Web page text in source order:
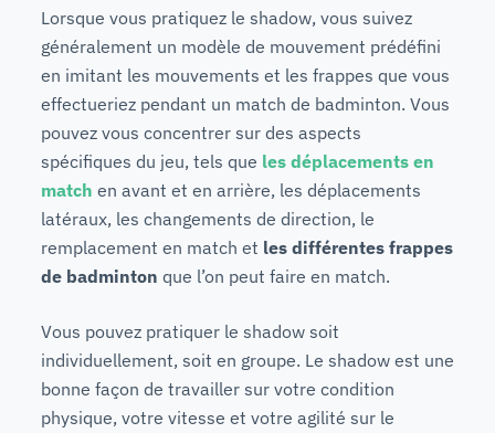
Lorsque vous pratiquez le shadow, vous suivez
généralement un modèle de mouvement prédéfini
en imitant les mouvements et les frappes que vous
effectueriez pendant un match de badminton. Vous
pouvez vous concentrer sur des aspects
spécifiques du jeu, tels que les déplacementsen
match en avant et en arrière, les déplacements
latéraux, les changements de direction, le
remplacement en match et les différentes frappes
de badminton que l’on peut faire en match.
Vous pouvez pratiquer le shadow soit
individuellement, soit en groupe. Le shadow est une
bonne façon de travailler sur votre condition
physique, votre vitesse et votre agilité sur le